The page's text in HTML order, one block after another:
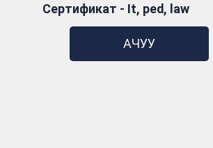
АЧУУ
Сертификат - It, ped, law